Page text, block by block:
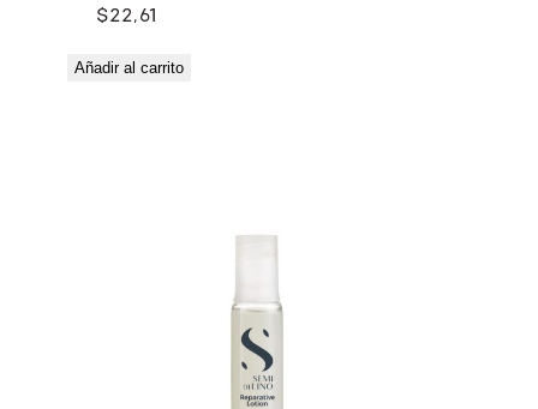
$22,61
Añadir al carrito